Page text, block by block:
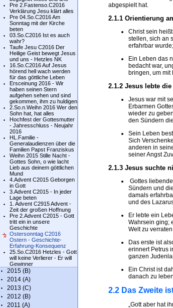
Pre 2.Fastenso.C2016
Verklärung Jesu klärt alles
Pre 04.So.C2016 Am
Sonntag mit der Kirche
beten
03.So.C2016 Ist es auch
wahr?
Taufe Jesu C2016 Der
Heilige Geist bewegt Jesus
und uns - Hetzles NK
16.So.C2016 Auf Jesus
hörend hell wach werden
für das göttliche Leben
Ersceinung 2016 - Wir
haben seinen Stern
aufgehen sehen und sind
gekommen, ihm zu huldigen
2.So.n.Weihn 2016 Wer den
Sohn hat, hat alles
Hochfest der Gottesmutter
- Jahresschluss - Neujahr
2016
HL.Familie -
Generalaudienzen über die
Familien Papst Franziskus
Weihn 2015 Stille Nacht -
Gottes Sohn, o wie lacht
Lieb aus deinem göttlichen
Mund
4.Advent C2015 Geborgen
in Gott
3.Advent C2015 - In jeder
Lage beten
1. Advent C2915 Advent -
Zeit der großen Hoffnung
Pre 2.Advent C2015 - Gott
tritt ein in unsere
Geschichte
Ostersonntag C2016
Ostern - Geschichte-
Erfahrung-Konsequenz
25.So.C2016 Hetzles - Gott
will keine Verlierer - Er will
Gewinner
2015 (B)
2014 (A)
2013 (C)
2012 (B)
2011 (A)
abgespielt hat.
2.1.1 Orientierung
Christ sein
stellen, sich an
erfahrbar
Ein Leben das
bedacht war,
bringen, um mit
2.1.2 Jesus lebte
Jesus war mit
Erbarmen
wieder zu
den Sündern
Sein Leben
Sich
anderen in
seiner Angst
2.1.3 Jesus suchte
Gottes
Sündern und
damals
und des
Er lebte ein
Wahrsein ging;
Welt zu
Das erste ist
erinnert Petrus
ganzen
Ein Christ ist
danach zu
2.2 Das Zweite
„Gott aber hat